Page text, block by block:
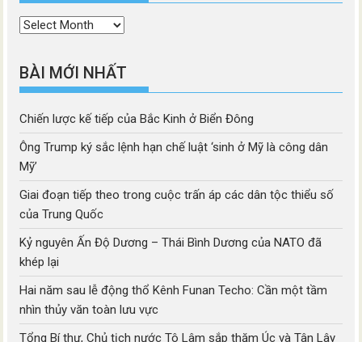
Thời
BÀI MỚI NHẤT
Chiến lược kế tiếp của Bắc Kinh ở Biển Đông
Ông Trump ký sắc lệnh hạn chế luật ‘sinh ở Mỹ là công dân
Mỹ’
Giai đoạn tiếp theo trong cuộc trấn áp các dân tộc thiểu số
của Trung Quốc
Kỷ nguyên Ấn Độ Dương – Thái Bình Dương của NATO đã
khép lại
Hai năm sau lễ động thổ Kênh Funan Techo: Cần một tầm
nhìn thủy văn toàn lưu vực
Tổng Bí thư, Chủ tịch nước Tô Lâm sắp thăm Úc và Tân Lây